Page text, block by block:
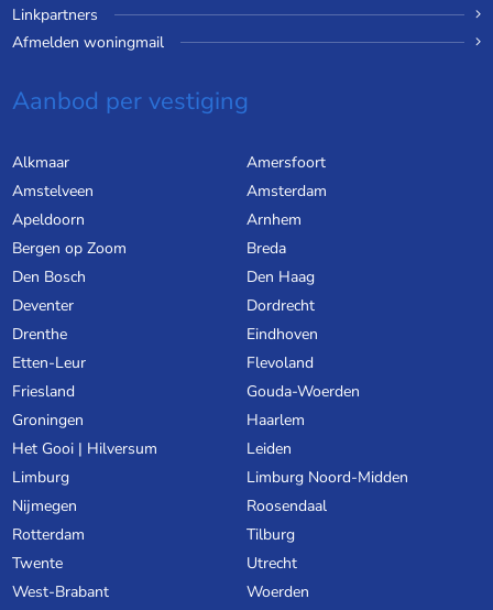
Linkpartners
Afmelden woningmail
Aanbod per vestiging
Alkmaar
Amersfoort
Amstelveen
Amsterdam
Apeldoorn
Arnhem
Bergen op Zoom
Breda
Den Bosch
Den Haag
Deventer
Dordrecht
Drenthe
Eindhoven
Etten-Leur
Flevoland
Friesland
Gouda-Woerden
Groningen
Haarlem
Het Gooi | Hilversum
Leiden
Limburg
Limburg Noord-Midden
Nijmegen
Roosendaal
Rotterdam
Tilburg
Twente
Utrecht
West-Brabant
Woerden